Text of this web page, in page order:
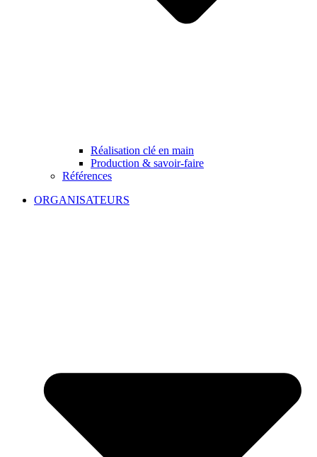
Réalisation clé en main
Production & savoir-faire
Références
ORGANISATEURS